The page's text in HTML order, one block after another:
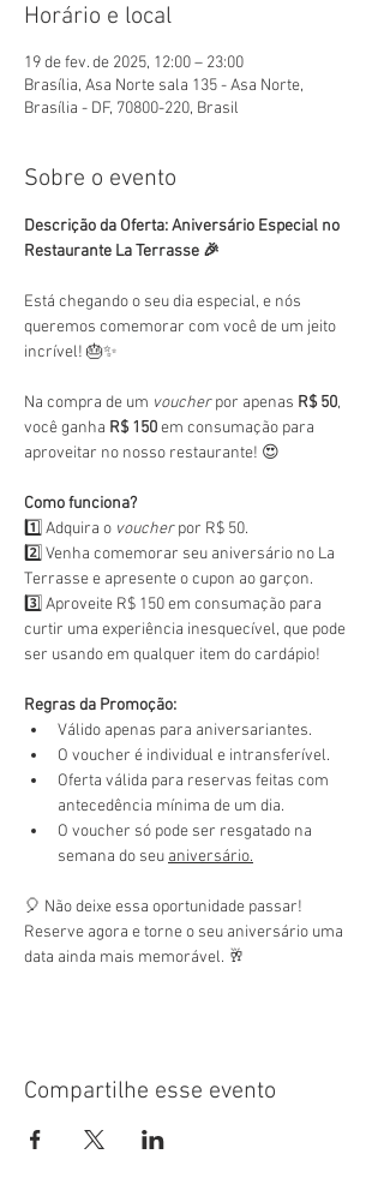
Horário e local
19 de fev. de 2025, 12:00 – 23:00
Brasília, Asa Norte sala 135 - Asa Norte,
Brasília - DF, 70800-220, Brasil
Sobre o evento
Descrição da Oferta: Aniversário Especial no
Restaurante La Terrasse 🎉
Está chegando o seu dia especial, e nós
queremos comemorar com você de um jeito
incrível! 🎂✨
Na compra de um voucher por apenas R$ 50,
você ganha R$ 150 em consumação para
aproveitar no nosso restaurante! 😍
Como funciona?
1️⃣ Adquira o voucher por R$ 50.
2️⃣ Venha comemorar seu aniversário no La
Terrasse e apresente o cupon ao garçon.
3️⃣ Aproveite R$ 150 em consumação para
curtir uma experiência inesquecível, que pode
ser usando em qualquer item do cardápio!
Regras da Promoção:
Válido apenas para aniversariantes.
O voucher é individual e intransferível.
Oferta válida para reservas feitas com
antecedência mínima de um dia.
O voucher só pode ser resgatado na
semana do seu aniversário.
🎈 Não deixe essa oportunidade passar!
Reserve agora e torne o seu aniversário uma
data ainda mais memorável. 🥂
Compartilhe esse evento